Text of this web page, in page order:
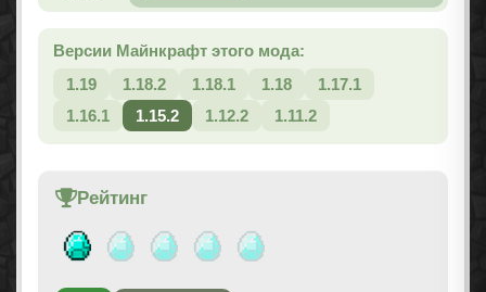
Версии Майнкрафт этого мода:
1.19
1.18.2 1.18.1 1.18
1.17.1
1.16.1
1.15.2 1.12.2 1.11.2
Рейтинг